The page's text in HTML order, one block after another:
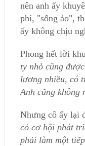
nên anh ấy
phí, "sống ảo",
ấy không chịu
Phong hết lời
ty nhỏ cũng
lương nhiều, có
Anh cũng không
Nhưng cô ấy lại
có cơ hội phát
phải làm một